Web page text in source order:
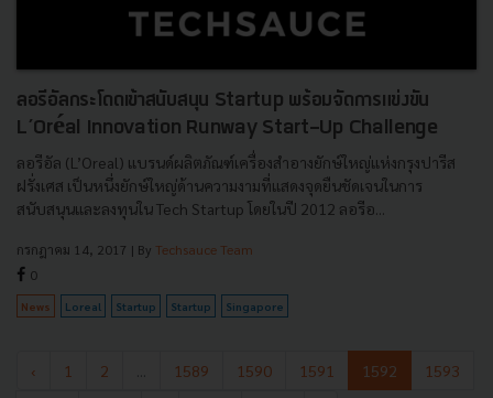
ลอรีอัลกระโดดเข้าสนับสนุน Startup พร้อมจัดการแข่งขัน
L’Oréal Innovation Runway Start-Up Challenge
ลอรีอัล (L’Oreal) แบรนด์ผลิตภัณฑ์เครื่องสำอางยักษ์ใหญ่แห่งกรุงปารีส
ฝรั่งเศส เป็นหนึ่งยักษ์ใหญ่ด้านความงามที่แสดงจุดยืนชัดเจนในการ
สนับสนุนและลงทุนใน Tech Startup โดยในปี 2012 ลอรีอ...
กรกฎาคม 14, 2017 | By Techsauce Team
0
News Loreal Startup Startup Singapore
‹ 1 2 1589 1590 1591 1592
1593